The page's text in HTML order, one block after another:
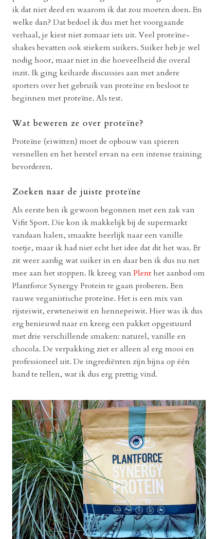
ik dat niet deed en waarom ik dat zou moeten doen. En
welke dan? Dat bedoel ik dus met het voorgaande
verhaal, je kiest niet zomaar iets uit. Veel proteïne-
shakes bevatten ook stiekem suikers. Suiker heb je wel
nodig hoor, maar niet in die hoeveelheid die overal
inzit. Ik ging keiharde discussies aan met andere
sporters over het gebruik van proteïne en besloot te
beginnen met proteïne. Als test.
Wat beweren ze over proteïne?
Proteïne (eiwitten) moet de opbouw van spieren
versnellen en het herstel ervan na een intense training
bevorderen.
Zoeken naar de juiste proteïne
Als eerste ben ik gewoon begonnen met een zak van
Vifit Sport. Die kon ik makkelijk bij de supermarkt
vandaan halen, smaakte heerlijk naar een vanille
toetje, maar ik had niet echt het idee dat dit het was. Er
zit weer aardig wat suiker in en daar ben ik dus nu net
mee aan het stoppen. Ik kreeg van Plenthet aanbod om
Plantforce Synergy Protein te gaan proberen. Een
rauwe veganistische proteïne. Het is een mix van
rijsteiwit, erwteneiwit en hennepeiwit. Hier was ik dus
erg benieuwd naar en kreeg een pakket opgestuurd
met drie verschillende smaken: naturel, vanille en
chocola. De verpakking ziet er alleen al erg mooi en
professioneel uit. De ingrediënten zijn bijna op één
hand te tellen, wat ik dus erg prettig vind.